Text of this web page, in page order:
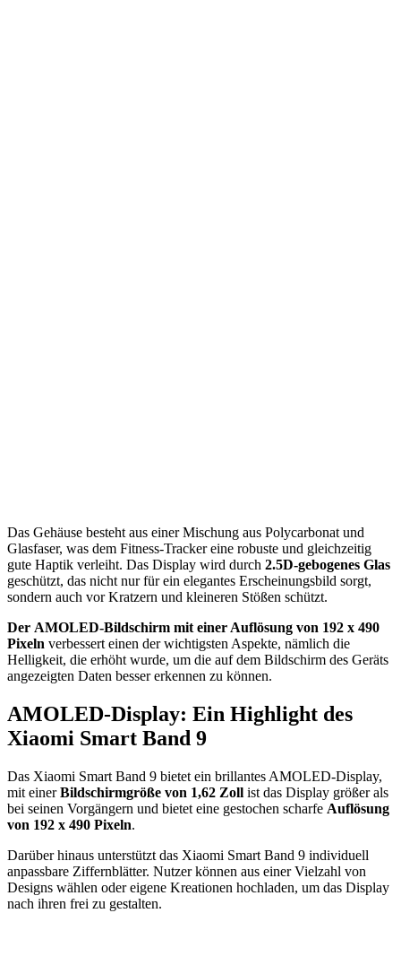
Das Gehäuse besteht aus einer Mischung aus Polycarbonat und
Glasfaser, was dem Fitness-Tracker eine robuste und gleichzeitig
gute Haptik verleiht. Das Display wird durch 2.5D-gebogenes Glas
geschützt, das nicht nur für ein elegantes Erscheinungsbild sorgt,
sondern auch vor Kratzern und kleineren Stößen schützt.
Der AMOLED-Bildschirm mit einer Auflösung von 192 x 490
Pixeln verbessert einen der wichtigsten Aspekte, nämlich die
Helligkeit, die erhöht wurde, um die auf dem Bildschirm des Geräts
angezeigten Daten besser erkennen zu können.
AMOLED-Display: Ein Highlight des
Xiaomi Smart Band 9
Das Xiaomi Smart Band 9 bietet ein brillantes AMOLED-Display,
mit einerBildschirmgröße von 1,62 Zoll ist das Display größer als
bei seinen Vorgängern und bietet eine gestochen scharfe Auflösung
von 192 x 490 Pixeln.
Darüber hinaus unterstützt das Xiaomi Smart Band 9 individuell
anpassbare Ziffernblätter. Nutzer können aus einer Vielzahl von
Designs wählen oder eigene Kreationen hochladen, um das Display
nach ihren frei zu gestalten.